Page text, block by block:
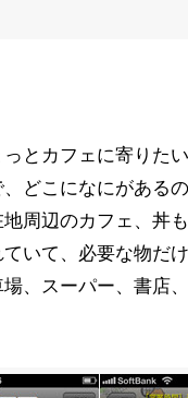
とカフェに寄りた
どこになにがある
地周辺のカフェ、丼
いて、必要な物だ
、スーパー、書店